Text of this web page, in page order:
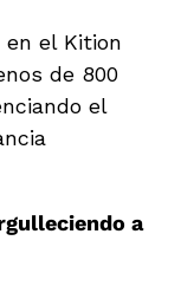
el Kition
de 800
el
a